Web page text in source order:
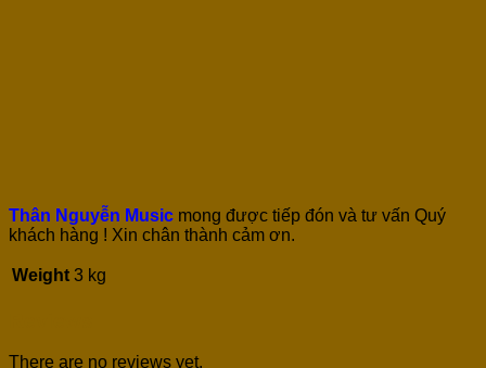
Thân Nguyễn Music mong được tiếp đón và tư vấn Quý
khách hàng ! Xin chân thành cảm ơn.
Weight 3 kg
There are no reviews yet.